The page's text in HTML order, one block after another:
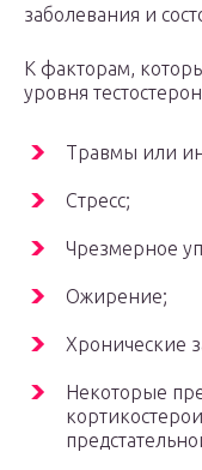
заболевания и
К факторам,
уровня
Травмы или
Стресс;
Чрезмерное
Ожирение;
Хронические
Некоторые